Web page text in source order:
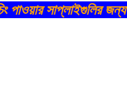
সাপ্লাইগুলির জন্য